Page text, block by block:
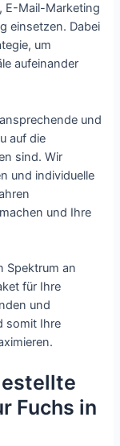
E-Mail-Marketing
einsetzen. Dabei
um
aufeinander
und
auf die
sind. Wir
und individuelle
und Ihre
Spektrum an
für Ihre
und
somit Ihre
Fuchs in